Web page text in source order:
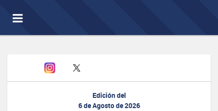
Toggle
navigation
Edición del
6 de Agosto de 2026